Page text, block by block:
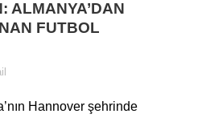
ALMANYA’DAN
FUTBOL
Hannover şehrinde